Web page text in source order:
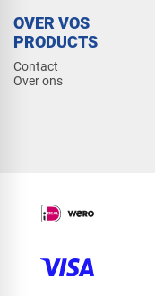
OVER VOS
PRODUCTS
Contact
Over ons